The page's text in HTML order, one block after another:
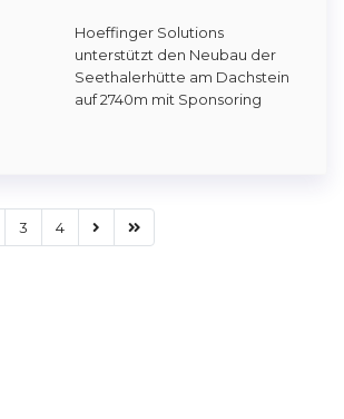
Hoeffinger Solutions
unterstützt den Neubau der
Seethalerhütte am Dachstein
auf 2740m mit Sponsoring
3 4